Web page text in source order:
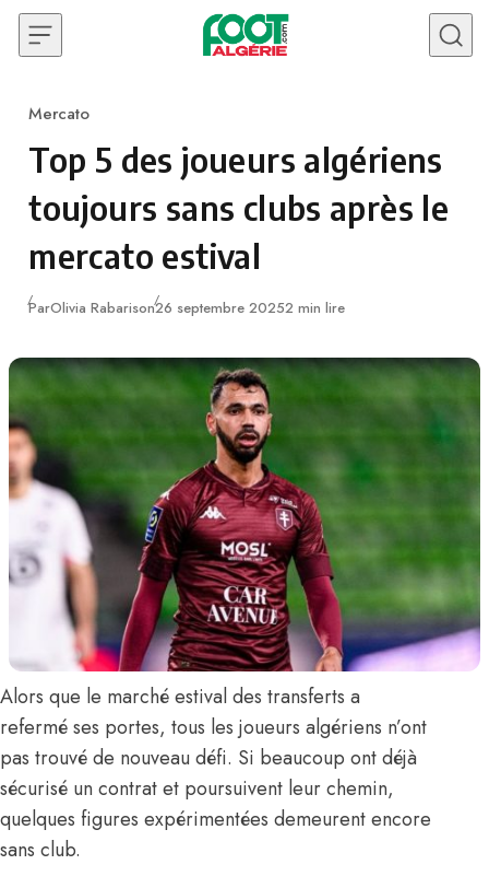
Skip to content
Category
Mercato
Top 5 des joueurs algériens
toujours sans clubs après le
mercato estival
ParOlivia RabarisonPublié
26 septembre 20252 min lire
Alors que le marché estival des transferts a
refermé ses portes, tous les joueurs algériens n’ont
pas trouvé de nouveau défi. Si beaucoup ont déjà
sécurisé un contrat et poursuivent leur chemin,
quelques figures expérimentées demeurent encore
sans club.